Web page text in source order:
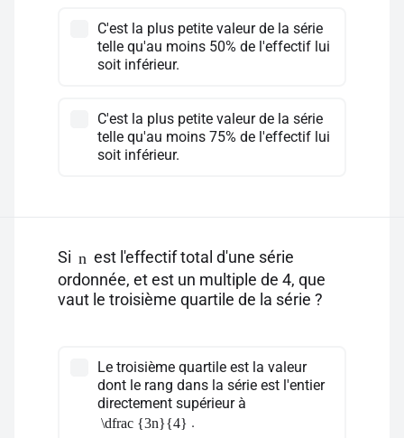
C'est la plus petite valeur de la série
telle qu'au moins 50% de l'effectif lui
soit inférieur.
C'est la plus petite valeur de la série
telle qu'au moins 75% de l'effectif lui
soit inférieur.
Si n est l'effectif total d'une série
ordonnée, et est un multiple de 4, que
vaut le troisième quartile de la série ?
Le troisième quartile est la valeur
dont le rang dans la série est l'entier
directement supérieur à
\dfrac {3n}{4} .